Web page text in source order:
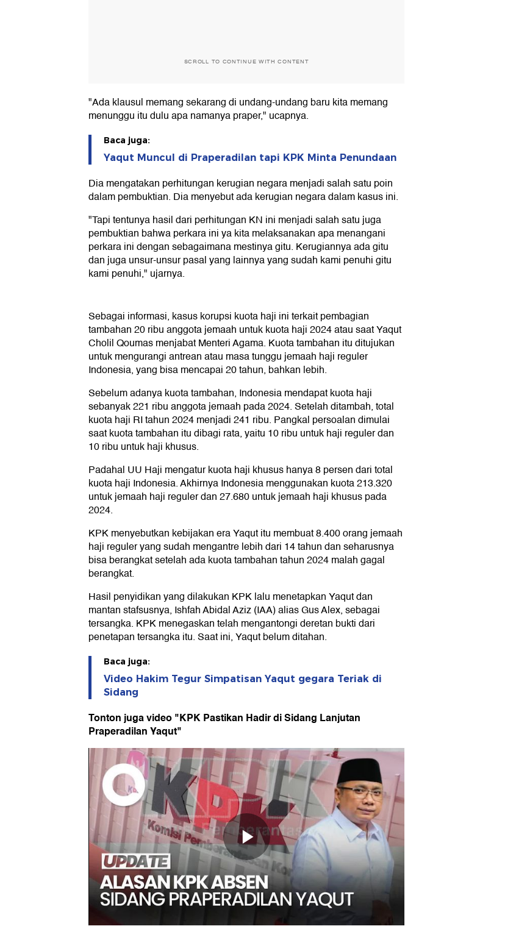
SCROLL TO CONTINUE WITH CONTENT
"Ada klausul memang sekarang di undang-undang baru kita memang
menunggu itu dulu apa namanya praper," ucapnya.
Baca juga:
Yaqut Muncul di Praperadilan tapi KPK Minta Penundaan
Dia mengatakan perhitungan kerugian negara menjadi salah satu poin
dalam pembuktian. Dia menyebut ada kerugian negara dalam kasus ini.
"Tapi tentunya hasil dari perhitungan KN ini menjadi salah satu juga
pembuktian bahwa perkara ini ya kita melaksanakan apa menangani
perkara ini dengan sebagaimana mestinya gitu. Kerugiannya ada gitu
dan juga unsur-unsur pasal yang lainnya yang sudah kami penuhi gitu
kami penuhi," ujarnya.
Sebagai informasi, kasus korupsi kuota haji ini terkait pembagian
tambahan 20 ribu anggota jemaah untuk kuota haji 2024 atau saat Yaqut
Cholil Qoumas menjabat Menteri Agama. Kuota tambahan itu ditujukan
untuk mengurangi antrean atau masa tunggu jemaah haji reguler
Indonesia, yang bisa mencapai 20 tahun, bahkan lebih.
Sebelum adanya kuota tambahan, Indonesia mendapat kuota haji
sebanyak 221 ribu anggota jemaah pada 2024. Setelah ditambah, total
kuota haji RI tahun 2024 menjadi 241 ribu. Pangkal persoalan dimulai
saat kuota tambahan itu dibagi rata, yaitu 10 ribu untuk haji reguler dan
10 ribu untuk haji khusus.
Padahal UU Haji mengatur kuota haji khusus hanya 8 persen dari total
kuota haji Indonesia. Akhirnya Indonesia menggunakan kuota 213.320
untuk jemaah haji reguler dan 27.680 untuk jemaah haji khusus pada
2024.
KPK menyebutkan kebijakan era Yaqut itu membuat 8.400 orang jemaah
haji reguler yang sudah mengantre lebih dari 14 tahun dan seharusnya
bisa berangkat setelah ada kuota tambahan tahun 2024 malah gagal
berangkat.
Hasil penyidikan yang dilakukan KPK lalu menetapkan Yaqut dan
mantan stafsusnya, Ishfah Abidal Aziz (IAA) alias Gus Alex, sebagai
tersangka. KPK menegaskan telah mengantongi deretan bukti dari
penetapan tersangka itu. Saat ini, Yaqut belum ditahan.
Baca juga:
Video Hakim Tegur Simpatisan Yaqut gegara Teriak di
Sidang
Tonton juga video "KPK Pastikan Hadir di Sidang Lanjutan
Praperadilan Yaqut"